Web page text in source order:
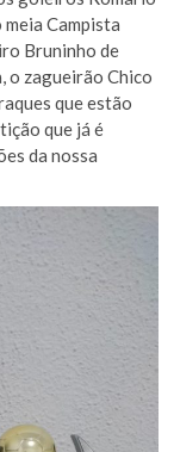
meia Campista
Bruninho de
o zagueirão Chico
que estão
que já é
da nossa